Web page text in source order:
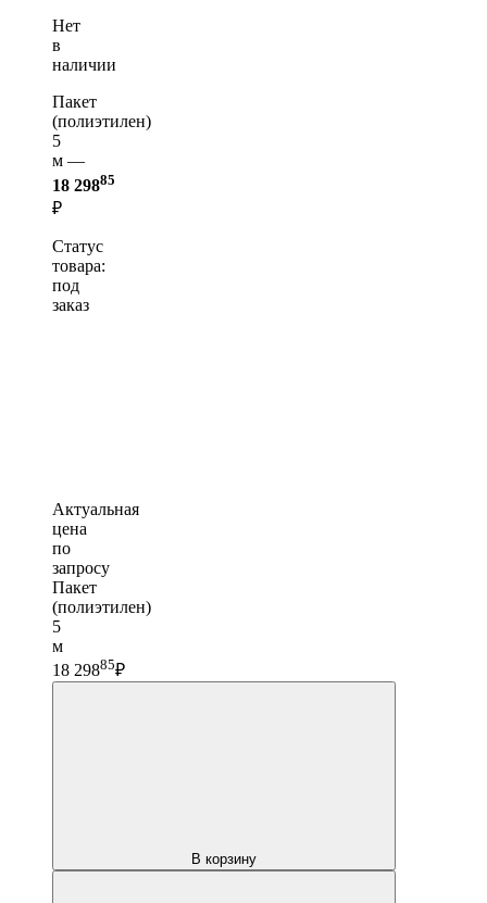
Нет
в
наличии
Пакет
(полиэтилен)
5
м —
18 29885
₽
Статус
товара:
под
заказ
Актуальная
цена
по
запросу
Пакет
(полиэтилен)
5
м
18 29885₽
В корзину